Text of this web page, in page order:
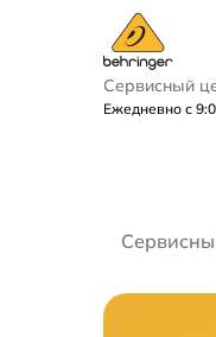
Сервисный
Ежедневно с